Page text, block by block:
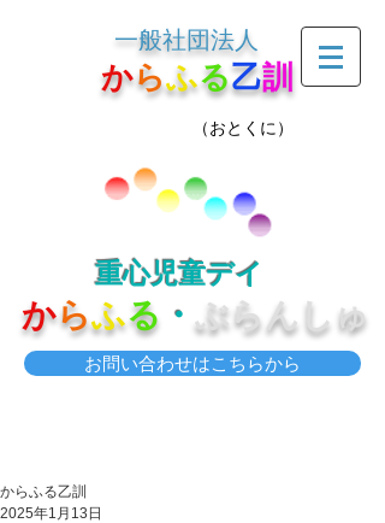
一般社団法人
からふる乙訓
（おとくに）
重心児童デイ
からふる ・ ぶらんしゅ
お問い合わせはこちらから
からふる乙訓
2025年1月13日